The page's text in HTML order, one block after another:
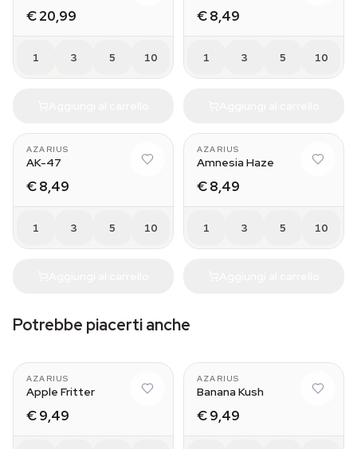
€ 20,99
1 3 5 10
€ 8,49
1 3 5 10
AZARIUS
AK-47
€ 8,49
1 3 5 10
AZARIUS
Amnesia Haze
€ 8,49
1 3 5 10
Potrebbe piacerti anche
AZARIUS
Apple Fritter
€ 9,49
AZARIUS
Banana Kush
€ 9,49